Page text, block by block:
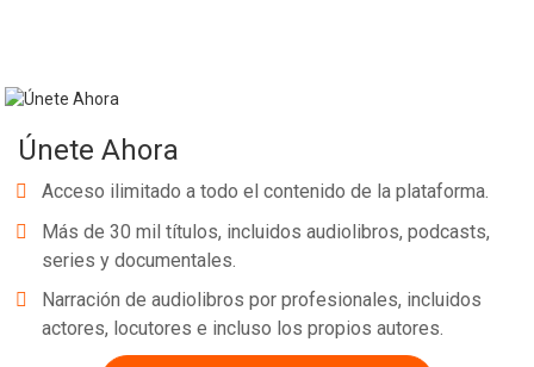
Únete Ahora
Acceso ilimitado a todo el contenido de la plataforma.
Más de 30 mil títulos, incluidos audiolibros, podcasts,
series y documentales.
Narración de audiolibros por profesionales, incluidos
actores, locutores e incluso los propios autores.